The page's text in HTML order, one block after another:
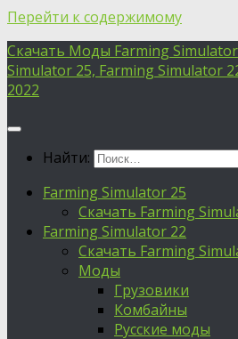
Перейти к содержимому
Скачать Моды Farming
Simulator 25, Farming Simulator
2022
Найти:
Farming Simulator 25
Скачать Farming
Farming Simulator 22
Скачать Farming
Моды
Грузовики
Комбайны
Русские моды